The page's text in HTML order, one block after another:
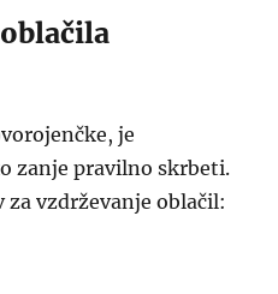
je
zanje pravilno skrbeti.
za vzdrževanje oblačil: